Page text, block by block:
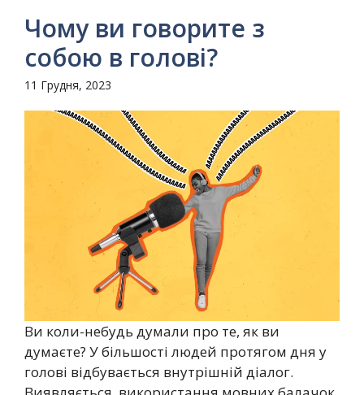
Чому ви говорите з
собою в голові?
11 Грудня, 2023
Ви коли-небудь думали про те, як ви
думаєте? У більшості людей протягом дня у
голові відбувається внутрішній діалог.